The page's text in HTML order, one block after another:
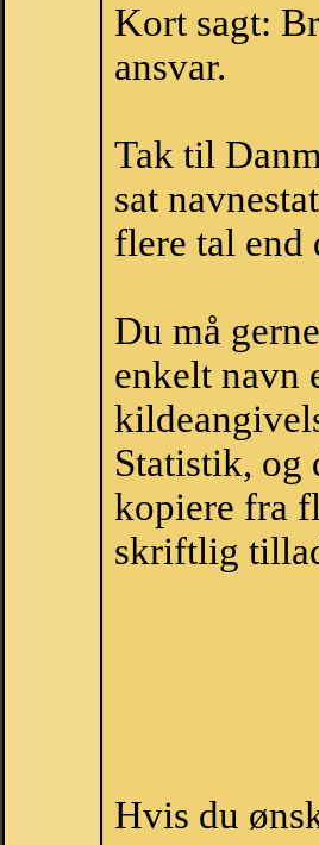
Kort sagt:
ansvar.
Tak til
sat
flere tal end
Du må
enkelt navn
Statistik, og
kopiere fra
skriftlig
Hvis du